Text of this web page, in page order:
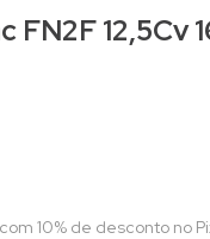
FN2F 12,5Cv
10% de desconto no